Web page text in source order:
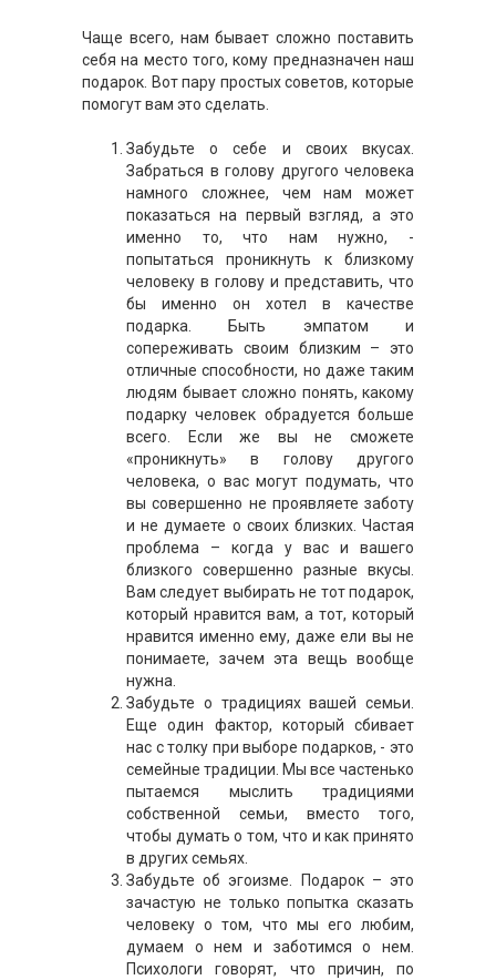
Чаще всего, нам бывает сложно поставить
себя на место того, кому предназначен наш
подарок. Вот пару простых советов, которые
помогут вам это сделать.
Забудьте о себе и своих вкусах.
Забраться в голову другого человека
намного сложнее, чем нам может
показаться на первый взгляд, а это
именно то, что нам нужно, -
попытаться проникнуть к близкому
человеку в голову и представить, что
бы именно он хотел в качестве
подарка. Быть эмпатом и
сопереживать своим близким – это
отличные способности, но даже таким
людям бывает сложно понять, какому
подарку человек обрадуется больше
всего. Если же вы не сможете
«проникнуть» в голову другого
человека, о вас могут подумать, что
вы совершенно не проявляете заботу
и не думаете о своих близких. Частая
проблема – когда у вас и вашего
близкого совершенно разные вкусы.
Вам следует выбирать не тот подарок,
который нравится вам, а тот, который
нравится именно ему, даже ели вы не
понимаете, зачем эта вещь вообще
нужна.
Забудьте о традициях вашей семьи.
Еще один фактор, который сбивает
нас с толку при выборе подарков, - это
семейные традиции. Мы все частенько
пытаемся мыслить традициями
собственной семьи, вместо того,
чтобы думать о том, что и как принято
в других семьях.
Забудьте об эгоизме. Подарок – это
зачастую не только попытка сказать
человеку о том, что мы его любим,
думаем о нем и заботимся о нем.
Психологи говорят, что причин, по